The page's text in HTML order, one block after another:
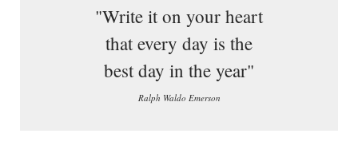
"Write it on your heart
that every day is the
best day in the year"
Ralph Waldo Emerson